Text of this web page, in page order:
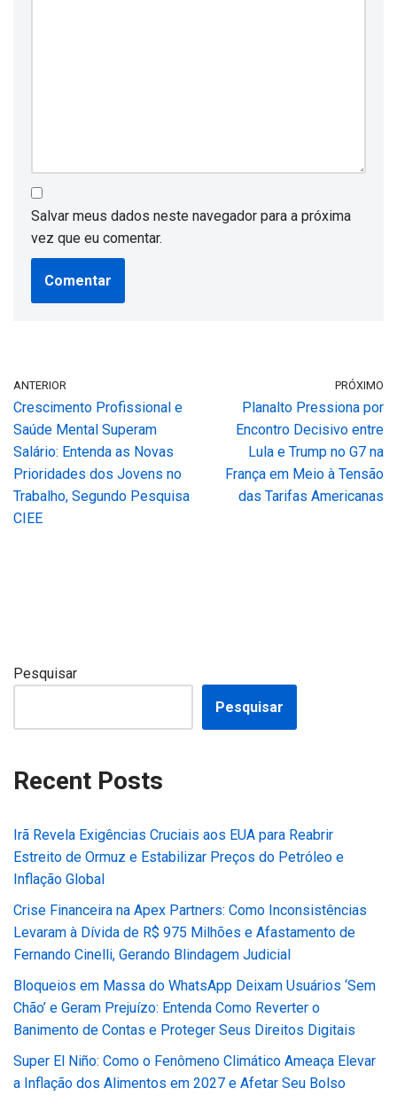
Salvar meus dados neste navegador para a próxima
vez que eu comentar.
ANTERIOR
Crescimento Profissional e
Saúde Mental Superam
Salário: Entenda as Novas
Prioridades dos Jovens no
Trabalho, Segundo Pesquisa
CIEE
PRÓXIMO
Planalto Pressiona por
Encontro Decisivo entre
Lula e Trump no G7 na
França em Meio à Tensão
das Tarifas Americanas
Pesquisar
Pesquisar
Recent Posts
Irã Revela Exigências Cruciais aos EUA para Reabrir
Estreito de Ormuz e Estabilizar Preços do Petróleo e
Inflação Global
Crise Financeira na Apex Partners: Como Inconsistências
Levaram à Dívida de R$ 975 Milhões e Afastamento de
Fernando Cinelli, Gerando Blindagem Judicial
Bloqueios em Massa do WhatsApp Deixam Usuários ‘Sem
Chão’ e Geram Prejuízo: Entenda Como Reverter o
Banimento de Contas e Proteger Seus Direitos Digitais
Super El Niño: Como o Fenômeno Climático Ameaça Elevar
a Inflação dos Alimentos em 2027 e Afetar Seu Bolso